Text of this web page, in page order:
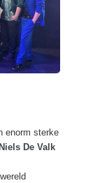
enorm sterke
Niels De Valk